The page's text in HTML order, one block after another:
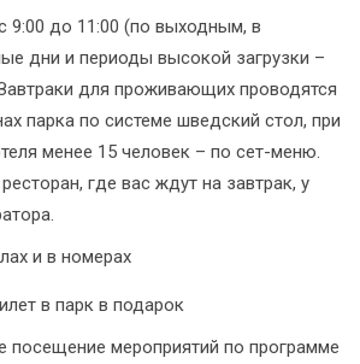
9:00 до 11:00 (по выходным, в
дни и периоды высокой загрузки –
для проживающих проводятся
парка по системе шведский стол, при
менее 15 человек – по сет-меню.
где вас ждут на завтрак, у
и в номерах
в парк в подарок
посещение мероприятий по программе